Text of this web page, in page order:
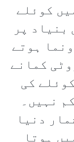
کوئلے
بنیاد پر
ہوتے
کمانے
کی
نہیں۔
دنیا